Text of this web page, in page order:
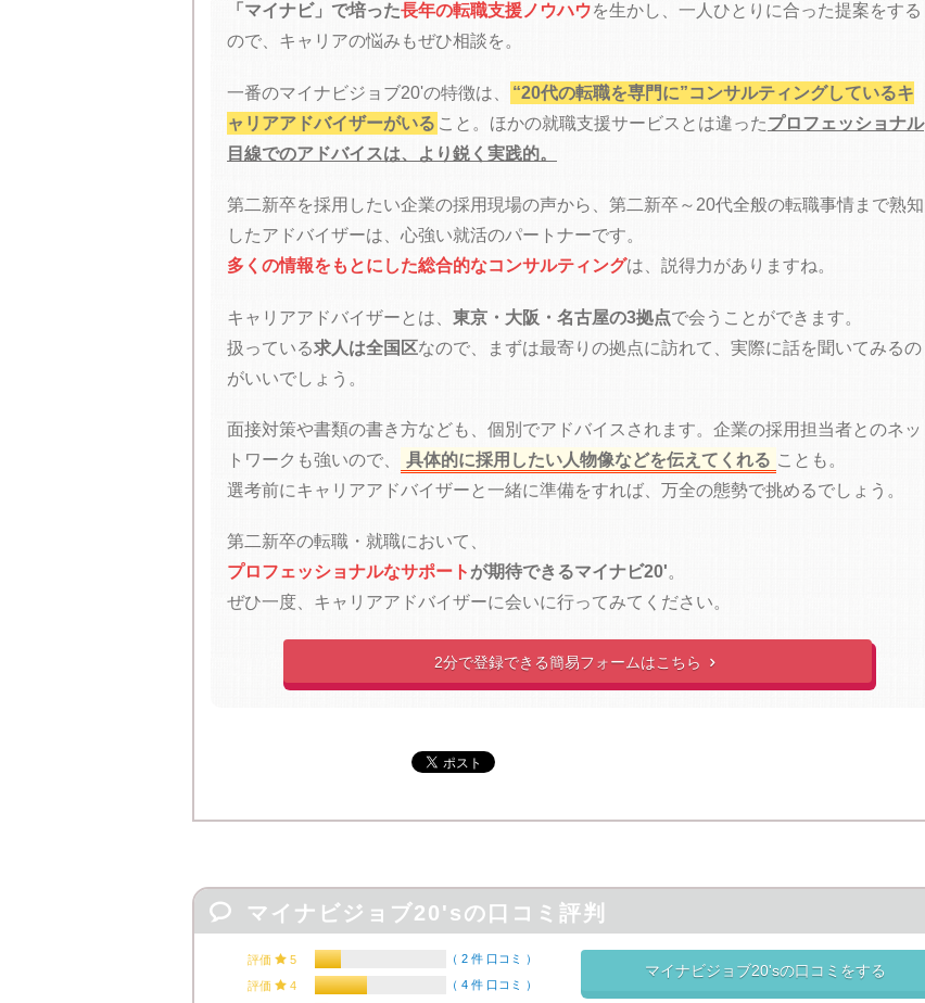
「マイナビ」で培った長年の転職支援ノウハウを生かし、一人ひとりに合った提案をする
ので、キャリアの悩みもぜひ相談を。
一番のマイナビジョブ20'の特徴は、
“20代の転職を専門に”コンサルティングしているキ
ャリアアドバイザーがいる こと。ほかの就職支援サービスとは違ったプロフェッショナル
目線でのアドバイスは、より鋭く実践的。
第二新卒を採用したい企業の採用現場の声から、第二新卒～20代全般の転職事情まで熟知
したアドバイザーは、心強い就活のパートナーです。
多くの情報をもとにした総合的なコンサルティングは、説得力がありますね。
キャリアアドバイザーとは、 東京・大阪・名古屋の3拠点で会うことができます。
扱っている求人は全国区なので、まずは最寄りの拠点に訪れて、実際に話を聞いてみるの
がいいでしょう。
面接対策や書類の書き方なども、個別でアドバイスされます。企業の採用担当者とのネッ
トワークも強いので、
具体的に採用したい人物像などを伝えてくれる ことも。
選考前にキャリアアドバイザーと一緒に準備をすれば、万全の態勢で挑めるでしょう。
第二新卒の転職・就職において、
プロフェッショナルなサポート が期待できるマイナビ20'。
ぜひ一度、キャリアアドバイザーに会いに行ってみてください。
2分で登録できる簡易フォームはこちら 
 マイナビジョブ20'sの口コミ評判
評価 5 （ 2 件 口コミ ）
評価 4 （ 4 件 口コミ ）
マイナビジョブ20'sの口コミをする